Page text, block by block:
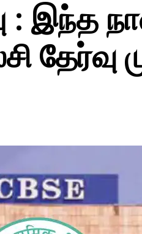
: இந்த
தேர்வு